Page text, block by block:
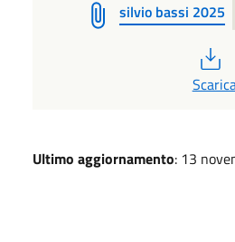
silvio bassi 2025
Ultimo aggiornamento: 13